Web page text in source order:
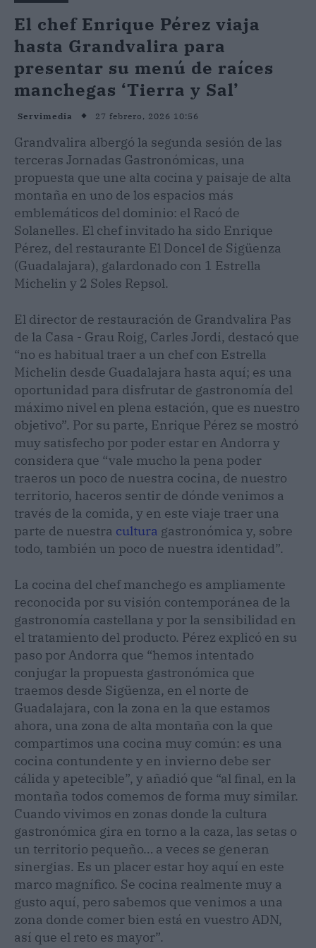
El chef Enrique Pérez viaja
hasta Grandvalira para
presentar su menú de raíces
manchegas ‘Tierra y Sal’
Servimedia 27 febrero, 2026 10:56
Grandvalira albergó la segunda sesión de las
terceras Jornadas Gastronómicas, una
propuesta que une alta cocina y paisaje de alta
montaña en uno de los espacios más
emblemáticos del dominio: el Racó de
Solanelles. El chef invitado ha sido Enrique
Pérez, del restaurante El Doncel de Sigüenza
(Guadalajara), galardonado con 1 Estrella
Michelin y 2 Soles Repsol.
El director de restauración de Grandvalira Pas
de la Casa - Grau Roig, Carles Jordi, destacó que
“no es habitual traer a un chef con Estrella
Michelin desde Guadalajara hasta aquí; es una
oportunidad para disfrutar de gastronomía del
máximo nivel en plena estación, que es nuestro
objetivo”. Por su parte, Enrique Pérez se mostró
muy satisfecho por poder estar en Andorra y
considera que “vale mucho la pena poder
traeros un poco de nuestra cocina, de nuestro
territorio, haceros sentir de dónde venimos a
través de la comida, y en este viaje traer una
parte de nuestra cultura gastronómica y, sobre
todo, también un poco de nuestra identidad”.
La cocina del chef manchego es ampliamente
reconocida por su visión contemporánea de la
gastronomía castellana y por la sensibilidad en
el tratamiento del producto. Pérez explicó en su
paso por Andorra que “hemos intentado
conjugar la propuesta gastronómica que
traemos desde Sigüenza, en el norte de
Guadalajara, con la zona en la que estamos
ahora, una zona de alta montaña con la que
compartimos una cocina muy común: es una
cocina contundente y en invierno debe ser
cálida y apetecible”, y añadió que “al final, en la
montaña todos comemos de forma muy similar.
Cuando vivimos en zonas donde la cultura
gastronómica gira en torno a la caza, las setas o
un territorio pequeño… a veces se generan
sinergias. Es un placer estar hoy aquí en este
marco magnífico. Se cocina realmente muy a
gusto aquí, pero sabemos que venimos a una
zona donde comer bien está en vuestro ADN,
así que el reto es mayor”.